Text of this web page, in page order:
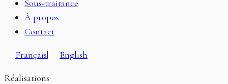
Sous-traitance
À propos
Contact
Français| English
Réalisations